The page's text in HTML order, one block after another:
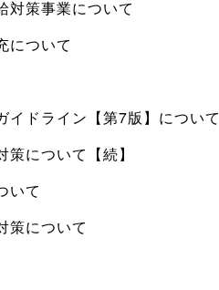
対策事業について
について
イドライン【第7版】について
について【続】
いて
策について